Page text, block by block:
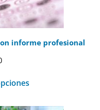
informe profesional